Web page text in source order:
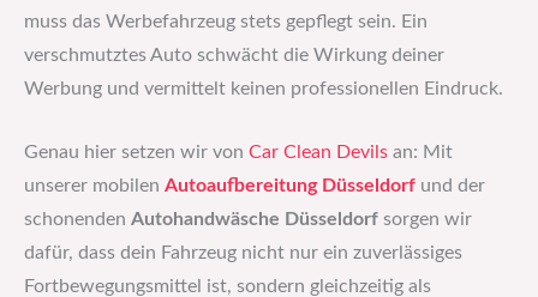
muss das Werbefahrzeug stets gepflegt sein. Ein
verschmutztes Auto schwächt die Wirkung deiner
Werbung und vermittelt keinen professionellen Eindruck.
Genau hier setzen wir von Car Clean Devils an: Mit
unserer mobilen Autoaufbereitung Düsseldorf und der
schonenden Autohandwäsche Düsseldorf sorgen wir
dafür, dass dein Fahrzeug nicht nur ein zuverlässiges
Fortbewegungsmittel ist, sondern gleichzeitig als